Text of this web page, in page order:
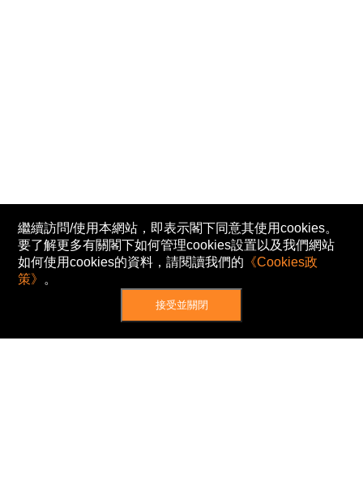
繼續訪問/使用本網站，即表示閣下同意其使用cookies。
要了解更多有關閣下如何管理cookies設置以及我們網站
如何使用cookies的資料，請閱讀我們的 《Cookies政
策》 。
接受並關閉